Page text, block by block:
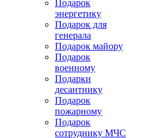
Подарок
энергетику
Подарок для
генерала
Подарок майору
Подарок
военному
Подарки
десантнику
Подарок
пожарному
Подарок
сотруднику МЧС